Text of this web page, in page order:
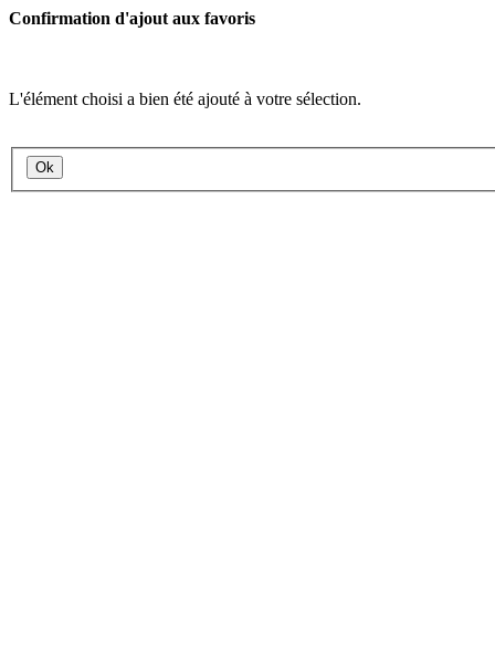
Confirmation d'ajout aux favoris
L'élément choisi a bien été ajouté à votre sélection.